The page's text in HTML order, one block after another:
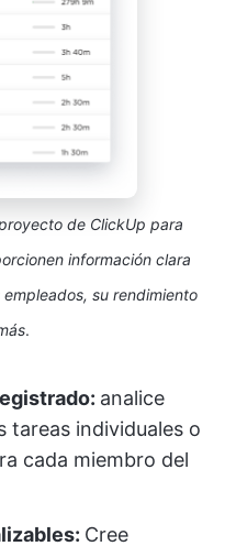
de ClickUp para
información clara
su rendimiento
.
analice
tareas individuales o
cada miembro del
Cree